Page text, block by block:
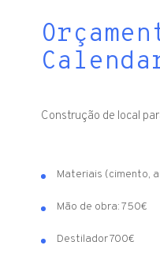
Construção de local
Materiais (cimento,
Mão de obra: 750€
Destilador 700€